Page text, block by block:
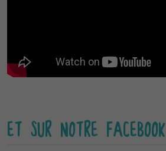
ET SUR NOTRE FACEBOOK